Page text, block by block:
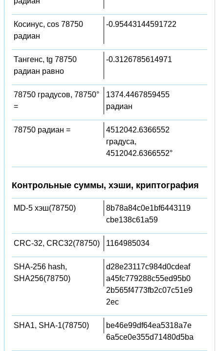
Косинус, cos 78750
радиан
-0.95443144591722
Тангенс, tg 78750
радиан равно
-0.3126785614971
78750 градусов, 78750°
=
1374.4467859455
радиан
78750 радиан =
4512042.6366552
градуса,
4512042.6366552°
Контрольные суммы, хэши, криптография
MD-5 хэш(78750)
8b78a84c0e1bf6443119
cbe138c61a59
CRC-32, CRC32(78750) 1164985034
SHA-256 hash,
SHA256(78750)
d28e23117c984d0cdeaf
a45fc779288c55ed95b0
2b565f4773fb2c07c51e9
2ec
SHA1, SHA-1(78750)
be46e99df64ea5318a7e
6a5ce0e355d71480d5ba